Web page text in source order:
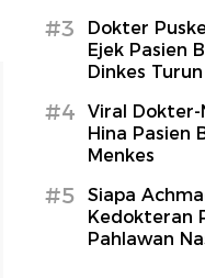
#3
Dokter
Ejek Pasien
Dinkes
#4
Viral
Hina Pasien
Menkes
#5
Siapa
Kedokteran
Pahlawan